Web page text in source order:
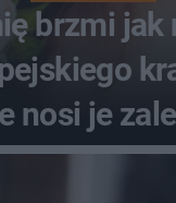
brzmi jak
nosi je
kobiety